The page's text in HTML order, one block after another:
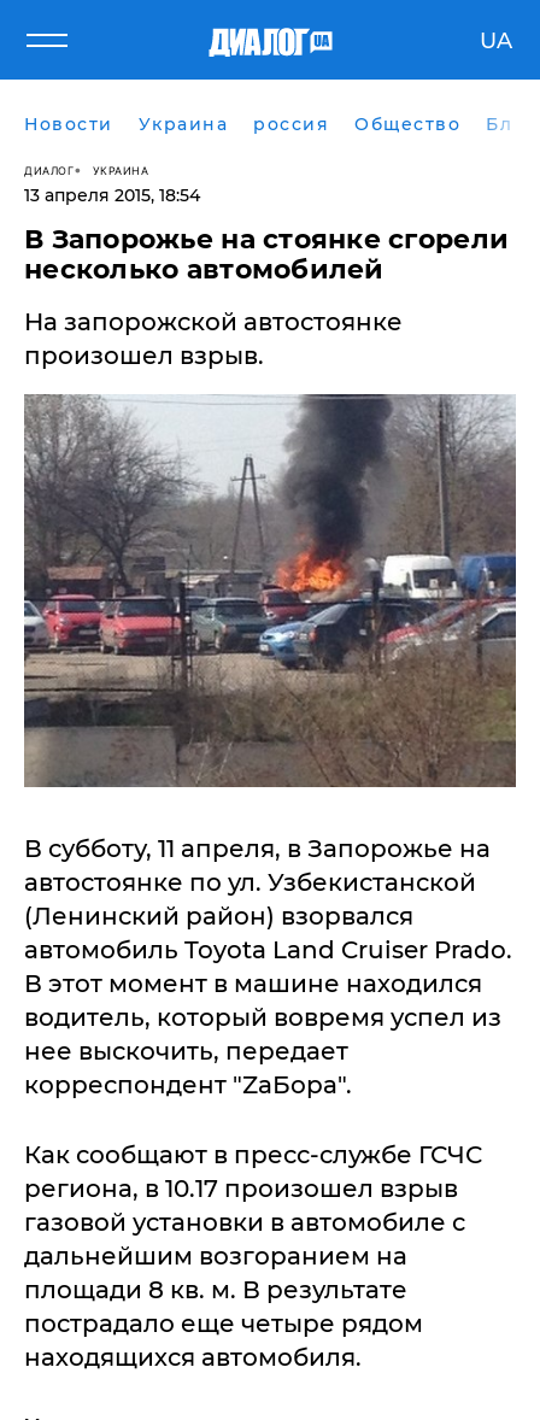
UA
Новости Украина россия Общество
ДИАЛОГ УКРАИНА
13 апреля 2015, 18:54
В Запорожье на стоянке сгорели
несколько автомобилей
На запорожской автостоянке
произошел взрыв.
В субботу, 11 апреля, в Запорожье на
автостоянке по ул. Узбекистанской
(Ленинский район) взорвался
автомобиль Toyota Land Cruiser Prado.
В этот момент в машине находился
водитель, который вовремя успел из
нее выскочить, передает
корреспондент "ZaБора".
Как сообщают в пресс-службе ГСЧС
региона, в 10.17 произошел взрыв
газовой установки в автомобиле с
дальнейшим возгоранием на
площади 8 кв. м. В результате
пострадало еще четыре рядом
находящихся автомобиля.